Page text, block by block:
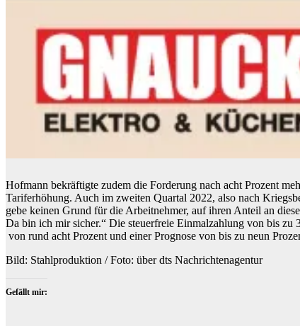
Hofmann bekräftigte zudem die Forderung nach acht Prozent
Tariferhöhung. Auch im zweiten Quartal 2022, also nach
gebe keinen Grund für die Arbeitnehmer, auf ihren Anteil an
Da bin ich mir sicher.“ Die steuerfreie Einmalzahlung von bis
von rund acht Prozent und einer Prognose von bis zu neun
Bild: Stahlproduktion / Foto: über dts Nachrichtenagentur
Gefällt mir: